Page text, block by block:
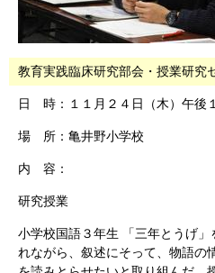
教育実践臨床研究部会・授業研究
日 時：１１月２４日（木）午後
場 所：亀井野小学校
内 容：
研究授業
小学校国語３年生 「三年とうげ
れながら、叙述にそって、物語の